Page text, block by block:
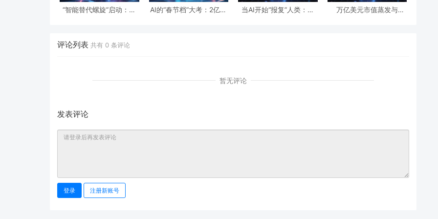
“智能替代螺旋”启动：一
AI的“春节档”大考：2亿次
当AI开始“报复”人类：开
万亿美元市值蒸发与
评论列表 共有 0 条评论
暂无评论
发表评论
登录 注册新账号